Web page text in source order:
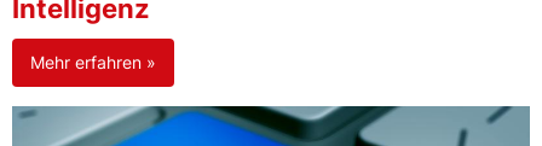
Intelligenz
Mehr erfahren »